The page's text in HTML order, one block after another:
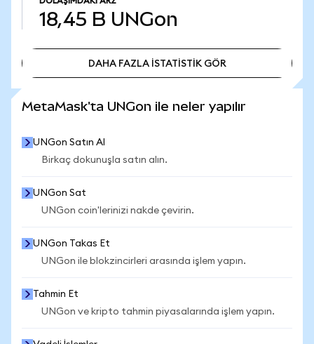
18,45 B UNGon
DAHA FAZLA İSTATİSTİK GÖR
MetaMask'ta UNGon ile neler yapılır
UNGon Satın Al
Birkaç dokunuşla satın alın.
UNGon Sat
UNGon coin'lerinizi nakde çevirin.
UNGon Takas Et
UNGon ile blokzincirleri arasında işlem yapın.
Tahmin Et
UNGon ve kripto tahmin piyasalarında işlem yapın.